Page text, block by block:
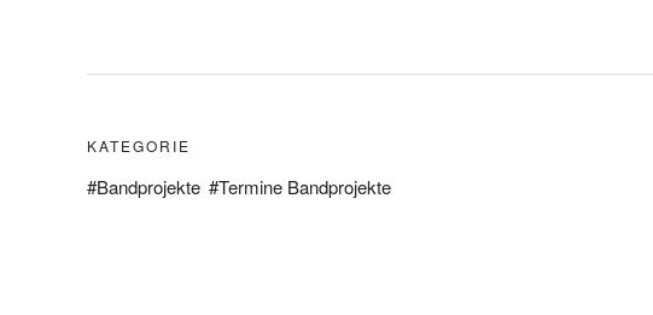
KATEGORIE
Bandprojekte Termine Bandprojekte